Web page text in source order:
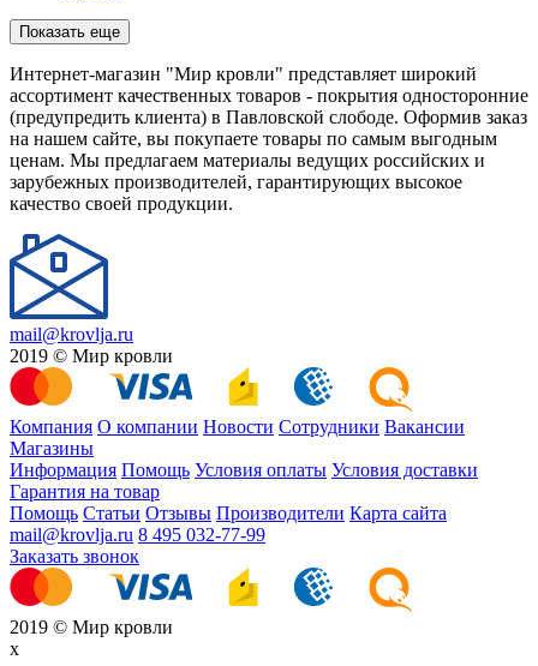
Показать еще
Интернет-магазин "Мир кровли" представляет широкий
ассортимент качественных товаров - покрытия односторонние
(предупредить клиента) в Павловской слободе. Оформив заказ
на нашем сайте, вы покупаете товары по самым выгодным
ценам. Мы предлагаем материалы ведущих российских и
зарубежных производителей, гарантирующих высокое
качество своей продукции.
mail@krovlja.ru
2019 © Мир кровли
Компания О компании Новости Сотрудники Вакансии
Магазины
Информация Помощь Условия оплаты Условия доставки
Гарантия на товар
Помощь Статьи Отзывы Производители Карта сайта
mail@krovlja.ru 8 495 032-77-99
Заказать звонок
2019 © Мир кровли
x